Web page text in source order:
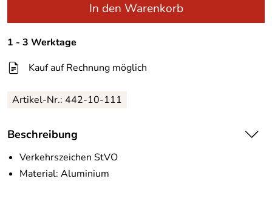
In den Warenkorb
1 - 3 Werktage
Kauf auf Rechnung möglich
Artikel-Nr.: 442-10-111
Beschreibung
Verkehrszeichen StVO
Material: Aluminium